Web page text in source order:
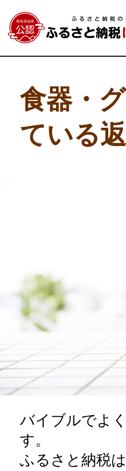
よく見られて
寄付上限額シ
食器・
ている
バイブルでよ
す。
ふるさと納税